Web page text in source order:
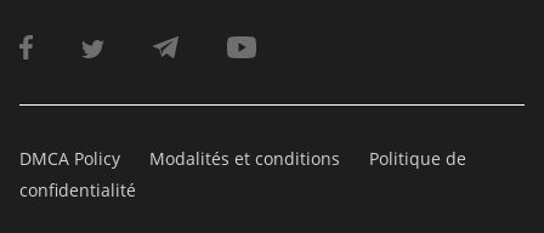
DMCA Policy Modalités et conditions
Politique de
confidentialité